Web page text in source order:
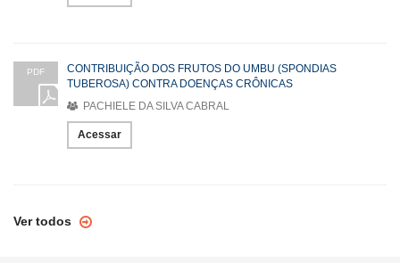
PDF
CONTRIBUIÇÃO DOS FRUTOS DO UMBU (SPONDIAS
TUBEROSA) CONTRA DOENÇAS CRÔNICAS
PACHIELE DA SILVA CABRAL
Acessar
Ver todos